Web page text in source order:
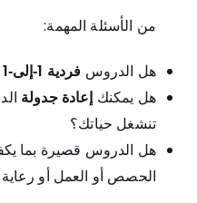
من الأسئلة المهمة:
هل الدروس فردية 1‑إلى‑1
هل يمكنك إعادة جدولة
تنشغل حياتك؟
هل الدروس قصيرة بما
الحصص أو العمل أو